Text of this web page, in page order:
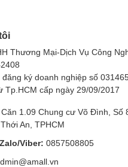
Thương Mại-Dịch Vụ Công
ký doanh nghiệp số
Tp.HCM cấp ngày 29/09/2017
Căn 1.09 Chung cư Võ Đình, Số
An, TPHCM
Viber: 0857508805